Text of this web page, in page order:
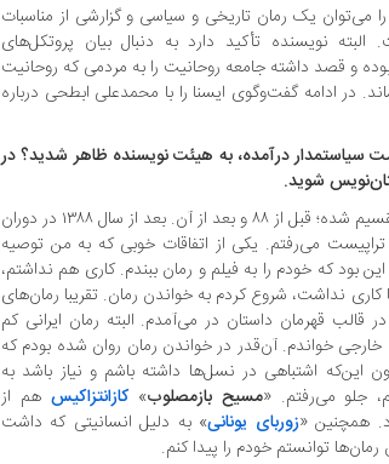
می‌توان یک رمان تاریخی و سیاسی و گزارشی از مناسبات
نویسنده تأکید دارد به دنبال بیان پروتکل‌های
و قصد داشته جامعه روحانیت را به مردمی که روحانیت
در ادامه گفت‌وگوی ایسنا را با محمدعلی ابطحی درباره
سیاستمدار درآمده، به هیئت نویسنده ظاهر شدید؟ در
شوید.
زندگی من به دو بخش تقسیم شده؛ قبل از ۸۸ و بعد از آن. بعد از سال ۱۳۸۸ در دوران
می‌رفتم. یکی از اتفاقات خوبی که به من توصیه
بود که خودم را به فیلم و رمان ببندم. کاری هم نداشتم،
نداشت، شروع کردم به خواندن رمان. تقریبا رمان‌های
قالب قهرمان داستان در می‌آمدم. البته رمان ایرانی کم
خواندم. آن‌قدر در خواندن رمان روان شده بودم که
این‌که اشتباهی در نسل‌ها داشته باشم و نیاز باشد به
جلو می‌رفتم. «مسیح بازمصلوب»کازانتزاکیس هم از
همچنین «زوربای یونانی» به دلیل انسانیتی که داشت
رمان‌ها توانستم خودم را پیدا کنم.